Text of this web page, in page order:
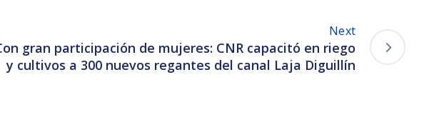
Next
gran participación de mujeres: CNR capacitó en riego
y cultivos a 300 nuevos regantes del canal Laja Diguillín